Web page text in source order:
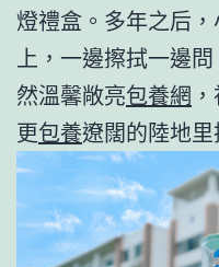
燈禮盒。多年之后
上，一邊擦拭一邊
然溫馨敞亮包養網
更包養遼闊的陸地里